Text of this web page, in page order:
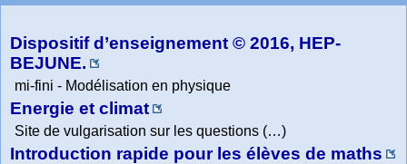
Dispositif d’enseignement © 2016, HEP-
BEJUNE.
mi-fini - Modélisation en physique
Energie et climat
Site de vulgarisation sur les questions (…)
Introduction rapide pour les élèves de maths